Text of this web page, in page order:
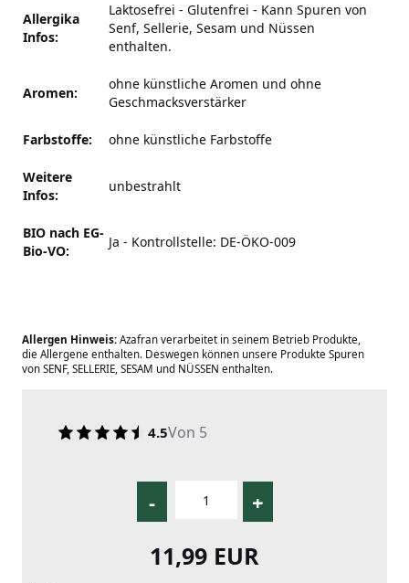
Allergika
Infos:
Laktosefrei - Glutenfrei - Kann Spuren von
Senf, Sellerie, Sesam und Nüssen
enthalten.
Aromen:
ohne künstliche Aromen und ohne
Geschmacksverstärker
Farbstoffe: ohne künstliche Farbstoffe
Weitere
Infos:
unbestrahlt
BIO nach EG-
Bio-VO:
Ja - Kontrollstelle: DE-ÖKO-009
Allergen Hinweis: Azafran verarbeitet in seinem Betrieb Produkte,
die Allergene enthalten. Deswegen können unsere Produkte Spuren
von SENF, SELLERIE, SESAM und NÜSSEN enthalten.
4.5Von 5
- +
11,99 EUR